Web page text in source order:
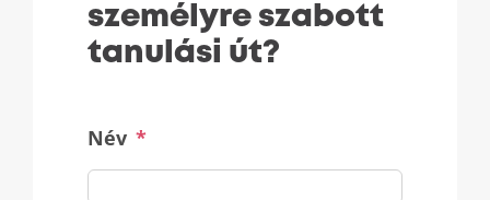
személyre szabott
tanulási út?
Név *